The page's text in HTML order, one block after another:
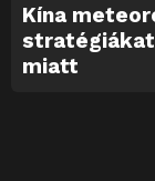
Kína
miatt